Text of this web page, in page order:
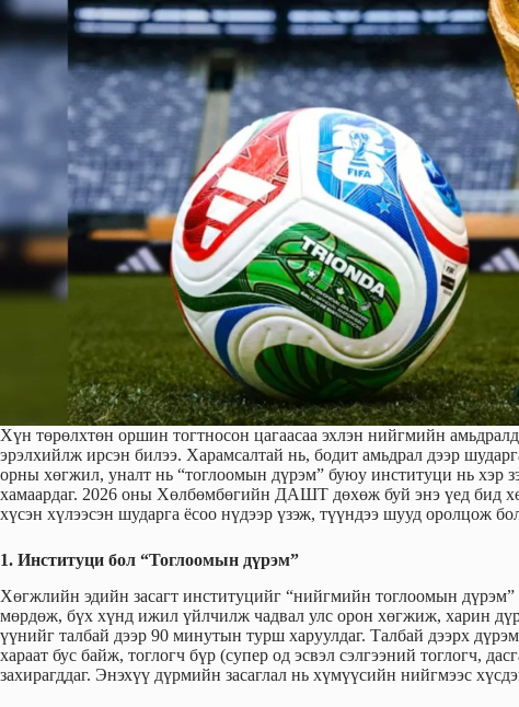
Хүн төрөлхтөн оршин тогтносон цагаасаа эхлэн нийгмийн
эрэлхийлж ирсэн билээ. Харамсалтай нь, бодит амьдрал дээр
орны хөгжил, уналт нь “тоглоомын дүрэм” буюу институци нь хэр
хамаардаг. 2026 оны Хөлбөмбөгийн ДАШТ дөхөж буй энэ үед бид
хүсэн хүлээсэн шударга ёсоо нүдээр үзэж, түүндээ шууд оролцож
1. Институци бол “Тоглоомын дүрэм”
Хөгжлийн эдийн засагт институцийг “нийгмийн тоглоомын дүрэм”
мөрдөж, бүх хүнд ижил үйлчилж чадвал улс орон хөгжиж, харин
үүнийг талбай дээр 90 минутын турш харуулдаг. Талбай дээрх
хараат бус байж, тоглогч бүр (супер од эсвэл сэлгээний тоглогч,
захирагддаг. Энэхүү дүрмийн засаглал нь хүмүүсийн нийгмээс